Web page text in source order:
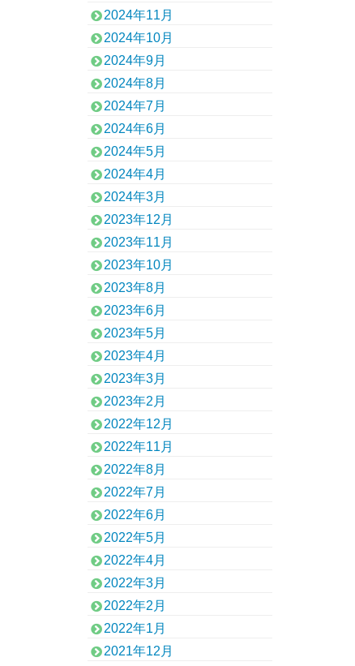
2024年11月
2024年10月
2024年9月
2024年8月
2024年7月
2024年6月
2024年5月
2024年4月
2024年3月
2023年12月
2023年11月
2023年10月
2023年8月
2023年6月
2023年5月
2023年4月
2023年3月
2023年2月
2022年12月
2022年11月
2022年8月
2022年7月
2022年6月
2022年5月
2022年4月
2022年3月
2022年2月
2022年1月
2021年12月